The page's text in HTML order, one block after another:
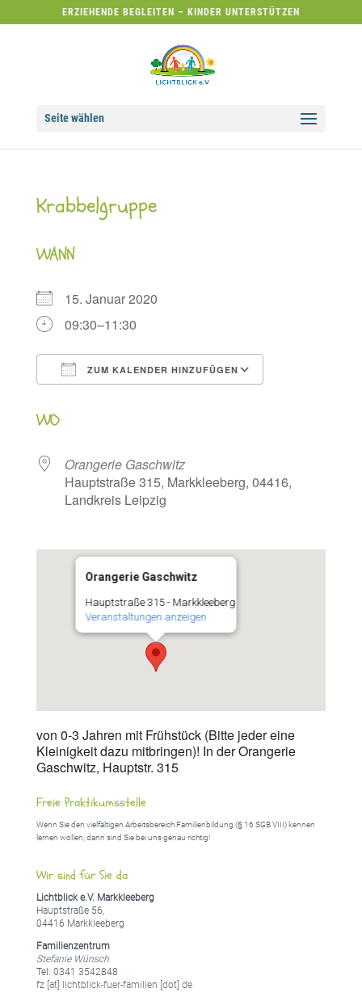
ERZIEHENDE BEGLEITEN – KINDER UNTERSTÜTZEN
Seite wählen
Krabbelgruppe
WANN
15. Januar 2020
09:30–11:30
ZUM KALENDER HINZUFÜGEN
WO
Orangerie Gaschwitz
Hauptstraße 315, Markkleeberg, 04416,
Landkreis Leipzig
Orangerie Gaschwitz
Hauptstraße 315 - Markkleeberg
Veranstaltungen anzeigen
von 0-3 Jahren mit Frühstück (Bitte jeder eine
Kleinigkeit dazu mitbringen)! In der Orangerie
Gaschwitz, Hauptstr. 315
Freie Praktikumsstelle
Wenn Sie den vielfältigen Arbeitsbereich Familienbildung (§ 16 SGB VIII) kennen
lernen wollen, dann sind Sie bei uns genau richtig!
Wir sind für Sie da
Lichtblick e.V. Markkleeberg
Hauptstraße 56,
04416 Markkleeberg
Familienzentrum
Stefanie Wünsch
Tel. 0341 3542848
fz [at] lichtblick-fuer-familien [dot] de